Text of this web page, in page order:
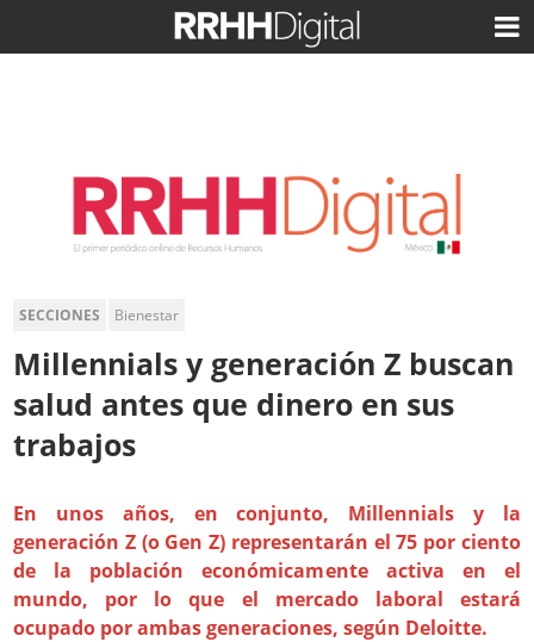
SECCIONES Bienestar
Millennials y generación Z buscan
salud antes que dinero en sus
trabajos
En unos años, en conjunto, Millennials y la
generación Z (o Gen Z) representarán el 75 por ciento
de la población económicamente activa en el
mundo, por lo que el mercado laboral estará
ocupado por ambas generaciones, según Deloitte.